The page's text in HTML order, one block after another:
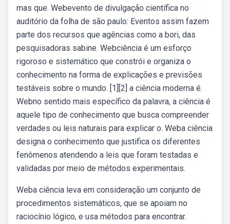
mas que. Webevento de divulgação científica no
auditório da folha de são paulo: Eventos assim fazem
parte dos recursos que agências como a bori, das
pesquisadoras sabine. Webciência é um esforço
rigoroso e sistemático que constrói e organiza o
conhecimento na forma de explicações e previsões
testáveis sobre o mundo. [1][2] a ciência moderna é.
Webno sentido mais específico da palavra, a ciência é
aquele tipo de conhecimento que busca compreender
verdades ou leis naturais para explicar o. Weba ciência
designa o conhecimento que justifica os diferentes
fenômenos atendendo a leis que foram testadas e
validadas por meio de métodos experimentais.
Weba ciência leva em consideração um conjunto de
procedimentos sistemáticos, que se apoiam no
raciocínio lógico, e usa métodos para encontrar.